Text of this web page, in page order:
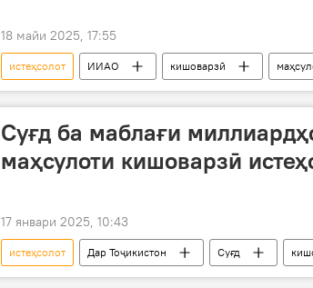
18 майи 2025, 17:55
истеҳсолот ИИАО кишоварзӣ
Суғд ба маблағи
маҳсулоти кишоварзӣ
17 январи 2025, 10:43
истеҳсолот Дар Тоҷикистон Суғд